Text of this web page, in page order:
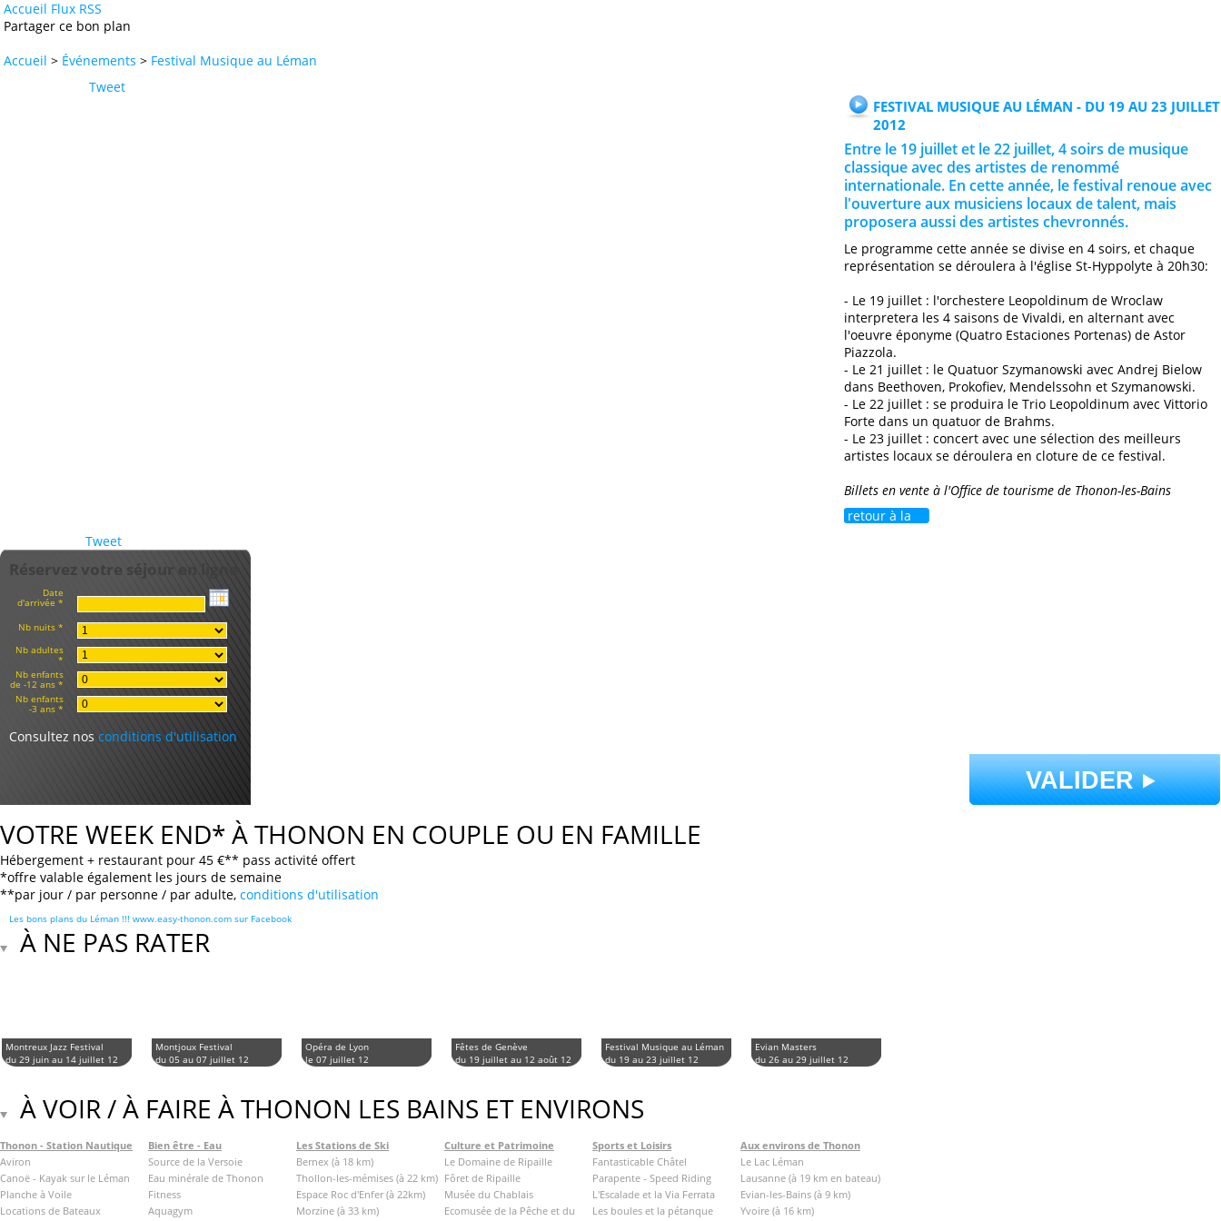
Accueil Flux RSS
Partager ce bon plan
Accueil > Événements > Festival Musique au Léman
Tweet
FESTIVAL MUSIQUE AU LÉMAN - DU 19 AU 23 JUILLET
2012
Entre le 19 juillet et le 22 juillet, 4 soirs de musique
classique avec des artistes de renommé
internationale. En cette année, le festival renoue avec
l'ouverture aux musiciens locaux de talent, mais
proposera aussi des artistes chevronnés.
Le programme cette année se divise en 4 soirs, et chaque
représentation se déroulera à l'église St-Hyppolyte à 20h30:
- Le 19 juillet : l'orchestere Leopoldinum de Wroclaw
interpretera les 4 saisons de Vivaldi, en alternant avec
l'oeuvre éponyme (Quatro Estaciones Portenas) de Astor
Piazzola.
- Le 21 juillet : le Quatuor Szymanowski avec Andrej Bielow
dans Beethoven, Prokofiev, Mendelssohn et Szymanowski.
- Le 22 juillet : se produira le Trio Leopoldinum avec Vittorio
Forte dans un quatuor de Brahms.
- Le 23 juillet : concert avec une sélection des meilleurs
artistes locaux se déroulera en cloture de ce festival.
Billets en vente à l'Office de tourisme de Thonon-les-Bains
retour à la
Tweet
Réservez votre séjour en ligne
Date
d'arrivée *
Nb nuits *
Nb adultes
*
Nb enfants
de -12 ans *
Nb enfants
-3 ans *
Consultez nos conditions d'utilisation
VOTRE WEEK END* À THONON EN COUPLE OU EN FAMILLE
Hébergement + restaurant pour 45 €** pass activité offert
*offre valable également les jours de semaine
**par jour / par personne / par adulte, conditions d'utilisation
Les bons plans du Léman !!! www.easy-thonon.com sur Facebook
À NE PAS RATER
Montreux Jazz Festival
du 29 juin au 14 juillet 12
Montjoux Festival
du 05 au 07 juillet 12
Opéra de Lyon
le 07 juillet 12
Fêtes de Genève
du 19 juillet au 12 août 12
Festival Musique au Léman
du 19 au 23 juillet 12
Evian Masters
du 26 au 29 juillet 12
À VOIR / À FAIRE À THONON LES BAINS ET ENVIRONS
Thonon - Station Nautique
Aviron
Canoë - Kayak sur le Léman
Planche à Voile
Locations de Bateaux
Bien être - Eau
Source de la Versoie
Eau minérale de Thonon
Fitness
Aquagym
Les Stations de Ski
Bernex (à 18 km)
Thollon-les-mémises (à 22 km)
Espace Roc d'Enfer (à 22km)
Morzine (à 33 km)
Culture et Patrimoine
Le Domaine de Ripaille
Fôret de Ripaille
Musée du Chablais
Ecomusée de la Pêche et du
Sports et Loisirs
Fantasticable Châtel
Parapente - Speed Riding
L'Escalade et la Via Ferrata
Les boules et la pétanque
Aux environs de Thonon
Le Lac Léman
Lausanne (à 19 km en bateau)
Evian-les-Bains (à 9 km)
Yvoire (à 16 km)